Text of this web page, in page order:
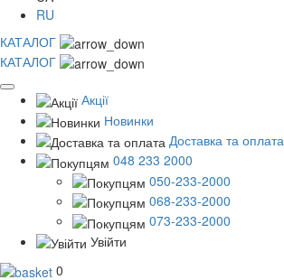
RU
КАТАЛОГ
КАТАЛОГ
Акції
Новинки
Доставка та оплата
048 233 2000
050-233-2000
068-233-2000
073-233-2000
Увійти
0